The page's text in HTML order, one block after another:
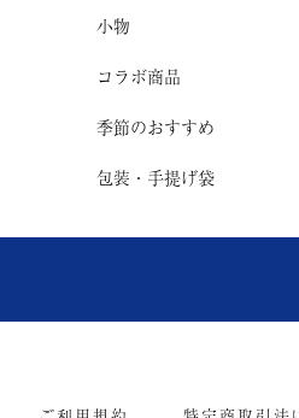
小物
コラボ商品
季節のおすすめ
包装・手提げ袋